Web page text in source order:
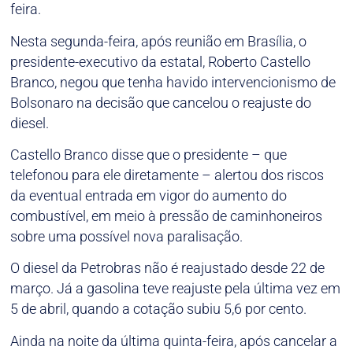
feira.
Nesta segunda-feira, após reunião em Brasília, o
presidente-executivo da estatal, Roberto Castello
Branco, negou que tenha havido intervencionismo de
Bolsonaro na decisão que cancelou o reajuste do
diesel.
Castello Branco disse que o presidente – que
telefonou para ele diretamente – alertou dos riscos
da eventual entrada em vigor do aumento do
combustível, em meio à pressão de caminhoneiros
sobre uma possível nova paralisação.
O diesel da Petrobras não é reajustado desde 22 de
março. Já a gasolina teve reajuste pela última vez em
5 de abril, quando a cotação subiu 5,6 por cento.
Ainda na noite da última quinta-feira, após cancelar a